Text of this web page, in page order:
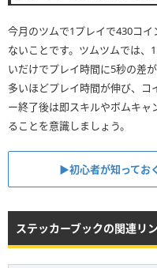
今月のツムで1プレイで430コ
ないことです。ツムツムでは、
いだけでプレイ時間に5秒の差
多いほどプレイ時間が伸び、
ー終了後は即スキルやボムキャ
ることを意識しましょう。
▶初心者が知ってお
ステッカーブックの関連リ